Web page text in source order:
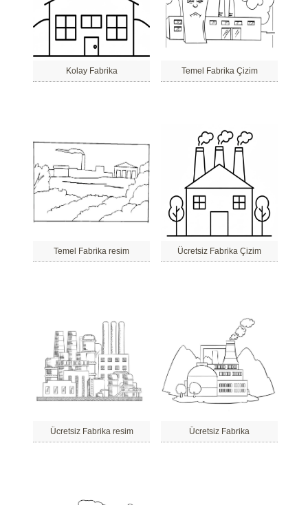
Kolay Fabrika Temel Fabrika Çizim
Temel Fabrika resim Ücretsiz Fabrika Çizim
Ücretsiz Fabrika resim Ücretsiz Fabrika